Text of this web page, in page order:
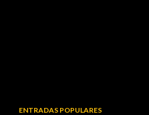
ENTRADAS POPULARES